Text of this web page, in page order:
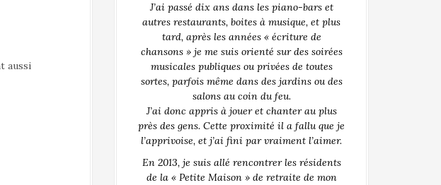
aussi
J’ai passé dix ans dans les piano-bars et
autres restaurants, boites à musique, et plus
tard, après les années « écriture de
chansons » je me suis orienté sur des soirées
musicales publiques ou privées de toutes
sortes, parfois même dans des jardins ou des
salons au coin du feu.
J’ai donc appris à jouer et chanter au plus
près des gens. Cette proximité il a fallu que je
l’apprivoise, et j’ai fini par vraiment l’aimer.
En 2013, je suis allé rencontrer les résidents
de la « Petite Maison » de retraite de mon